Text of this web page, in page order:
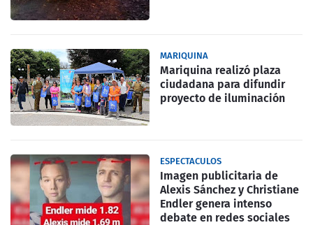
MARIQUINA
Mariquina realizó plaza
ciudadana para difundir
proyecto de iluminación
ESPECTACULOS
Imagen publicitaria de
Alexis Sánchez y Christiane
Endler genera intenso
debate en redes sociales